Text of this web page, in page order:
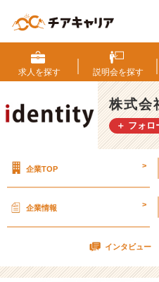
京
か
ら
こ
ん
に
式
ア
イ
ン
求人を探す 説明会を探す
株式会
＋ フォロ
企業TOP >
企業情報 >
インタビュー